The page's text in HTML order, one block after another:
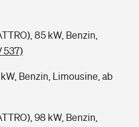
85 kW, Benzin,
537)
Benzin, Limousine, ab
98 kW, Benzin,